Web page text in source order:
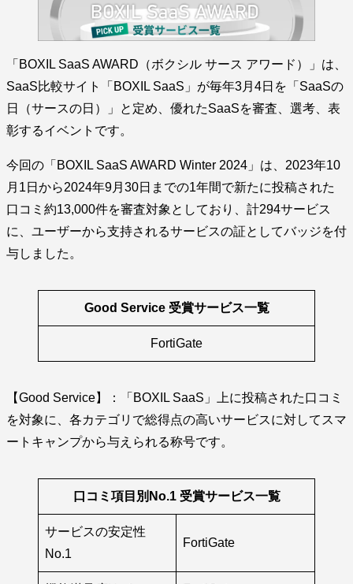
「BOXIL SaaS AWARD（ボクシル サース アワード）」は、
SaaS比較サイト「BOXIL SaaS」が毎年3月4日を「SaaSの
日（サースの日）」と定め、優れたSaaSを審査、選考、表
彰するイベントです。
今回の「BOXIL SaaS AWARD Winter 2024」は、2023年10
月1日から2024年9月30日までの1年間で新たに投稿された
口コミ約13,000件を審査対象としており、計294サービス
に、ユーザーから支持されるサービスの証としてバッジを付
与しました。
Good Service 受賞サービス一覧
FortiGate
【Good Service】：「BOXIL SaaS」上に投稿された口コミ
を対象に、各カテゴリで総得点の高いサービスに対してスマ
ートキャンプから与えられる称号です。
口コミ項目別No.1 受賞サービス一覧
サービスの安定性
No.1
FortiGate